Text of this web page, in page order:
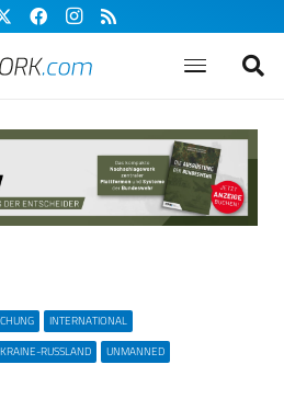
INTERNATIONAL
RUSSLAND UNMANNED